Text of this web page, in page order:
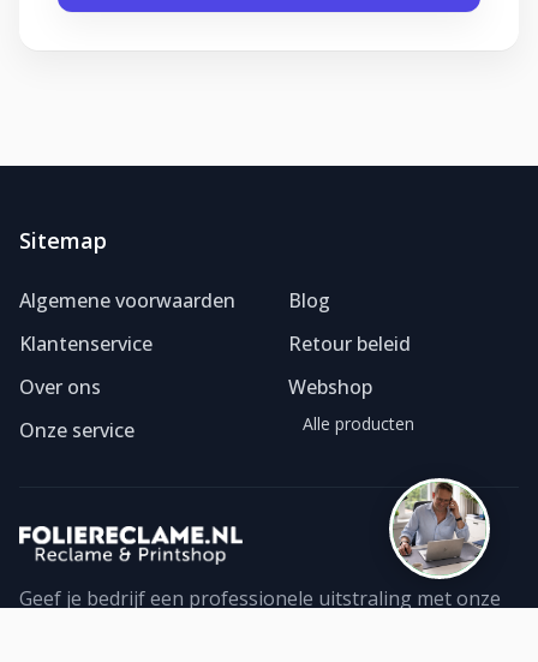
Sitemap
Algemene voorwaarden
Klantenservice
Over ons
Onze service
Blog
Retour beleid
Webshop
Alle producten
Geef je bedrijf een professionele uitstraling met onze